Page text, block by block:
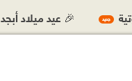
جديد 🎉 عيد ميلاد أبجد